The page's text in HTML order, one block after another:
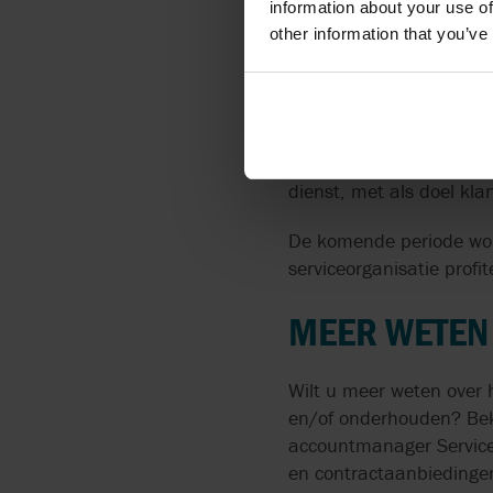
information about your use
other information that
Optimale
Één
dienst, met als doel
De komende periode
serviceorganisatie
MEER
Wilt u meer weten over
en/of onderhouden?
accountmanager
en